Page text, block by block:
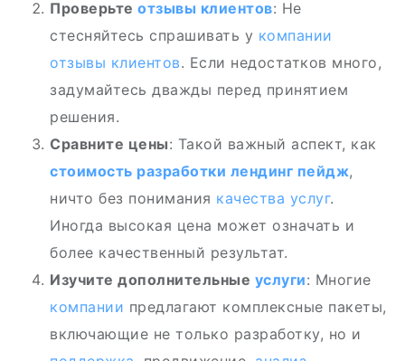
Проверьте отзывы клиентов: Не
стесняйтесь спрашивать у компании
отзывы клиентов. Если недостатков много,
задумайтесь дважды перед принятием
решения.
Сравните цены: Такой важный аспект, как
стоимость разработки лендинг пейдж,
ничто без понимания качества услуг.
Иногда высокая цена может означать и
более качественный результат.
Изучите дополнительные услуги: Многие
компании предлагают комплексные пакеты,
включающие не только разработку, но и